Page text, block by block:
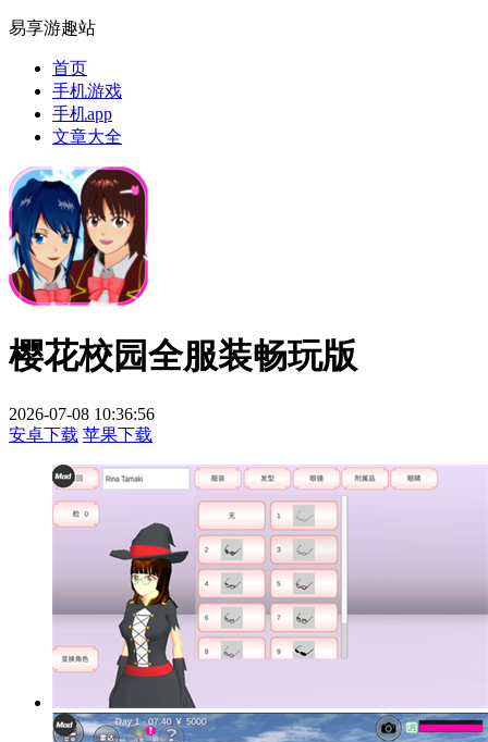
易享游趣站
首页
手机游戏
手机app
文章大全
樱花校园全服装畅玩版
2026-07-08 10:36:56
安卓下载 苹果下载